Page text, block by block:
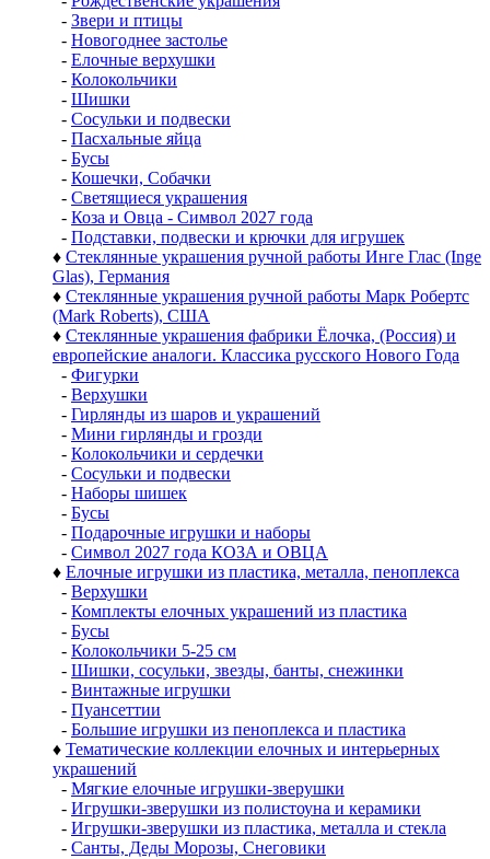
- Звери и птицы
- Новогоднее застолье
- Елочные верхушки
- Колокольчики
- Шишки
- Сосульки и подвески
- Пасхальные яйца
- Бусы
- Кошечки, Собачки
- Светящиеся украшения
- Коза и Овца - Символ 2027 года
- Подставки, подвески и крючки для игрушек
♦ Стеклянные украшения ручной работы Инге Глас (Inge
Glas), Германия
♦ Стеклянные украшения ручной работы Марк Робертс
(Mark Roberts), США
♦ Стеклянные украшения фабрики Ёлочка, (Россия) и
европейские аналоги. Классика русского Нового Года
- Фигурки
- Верхушки
- Гирлянды из шаров и украшений
- Мини гирлянды и грозди
- Колокольчики и сердечки
- Сосульки и подвески
- Наборы шишек
- Бусы
- Подарочные игрушки и наборы
- Символ 2027 года КОЗА и ОВЦА
♦ Елочные игрушки из пластика, металла, пеноплекса
- Верхушки
- Комплекты елочных украшений из пластика
- Бусы
- Колокольчики 5-25 см
- Шишки, сосульки, звезды, банты, снежинки
- Винтажные игрушки
- Пуансеттии
- Большие игрушки из пеноплекса и пластика
♦ Тематические коллекции елочных и интерьерных
украшений
- Мягкие елочные игрушки-зверушки
- Игрушки-зверушки из полистоуна и керамики
- Игрушки-зверушки из пластика, металла и стекла
- Санты, Деды Морозы, Снеговики